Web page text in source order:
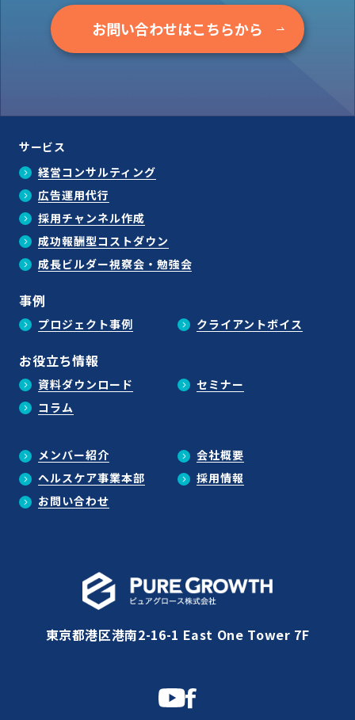
お問い合わせはこちらから
サービス
経営コンサルティング
広告運用代行
採用チャンネル作成
成功報酬型コストダウン
成長ビルダー視察会・勉強会
事例
プロジェクト事例 クライアントボイス
お役立ち情報
資料ダウンロード
セミナー
コラム
メンバー紹介
会社概要
ヘルスケア事業本部
採用情報
お問い合わせ
東京都港区港南2-16-1 East One Tower 7F